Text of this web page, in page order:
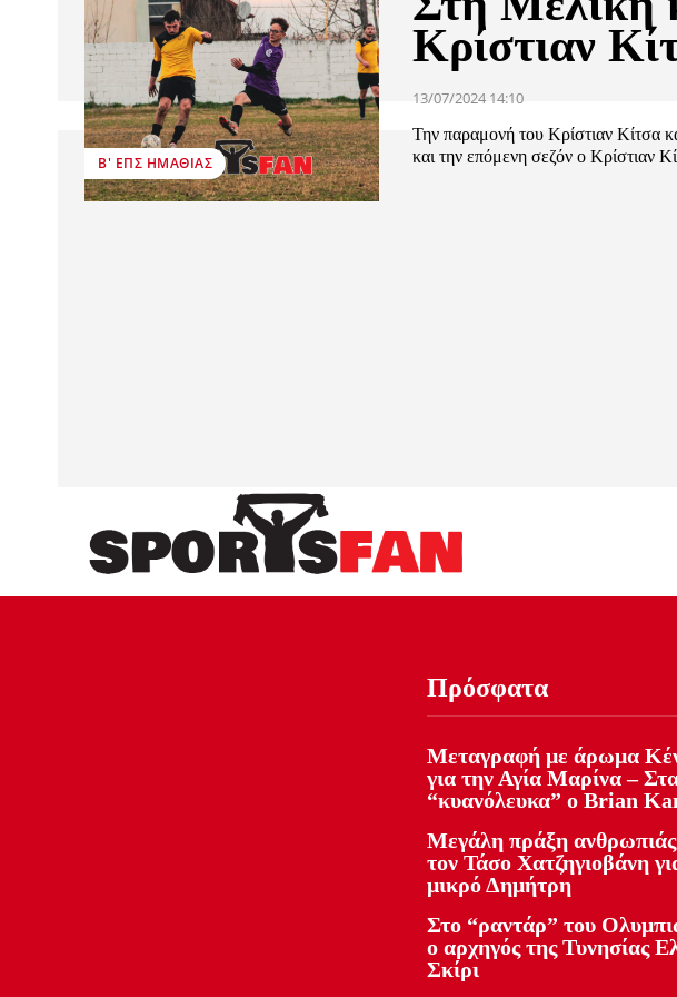
Β' ΕΠΣ ΗΜΑΘΊΑΣ
Κρίστιαν
13/07/2024 14:10
Την παραμονή του Κρίστιαν Κίτσα
και την επόμενη σεζόν ο Κρίστιαν
Πρόσφατα
Μεταγραφή με άρωμα
για την Αγία Μαρίνα –
“κυανόλευκα” ο Brian
Μεγάλη πράξη
τον Τάσο Χατζηγιοβάνη
μικρό Δημήτρη
Στο “ραντάρ” του
ο αρχηγός της Τυνησίας
Σκίρι